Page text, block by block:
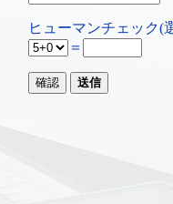
ヒューマンチェック(
＝